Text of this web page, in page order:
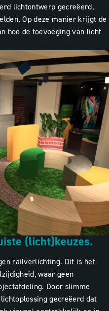
lichtontwerp gecreëerd,
Op deze manier krijgt de
hoe de toevoeging van licht
(licht)keuzes.
railverlichting. Dit is het
waar geen
Door slimme
gecreëerd dat